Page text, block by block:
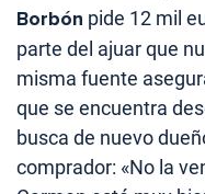
Borbón pide 12 mil
parte del ajuar que
misma fuente
que se encuentra
busca de nuevo
comprador: «No la